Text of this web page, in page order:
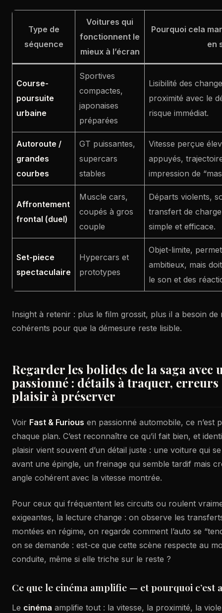
Type de
séquence
Voitures qui
fonctionnent le
mieux à l’écran
Pourquoi cela
en
Course-
poursuite
urbaine
Sportives
compactes,
japonaises
préparées
Lisibilité des
proximité avec le
risque immédiat.
Autoroute /
grandes
courbes
GT puissantes,
supercars
stables
Vitesse perçue
appuyés,
impression de
Affrontement
frontal (duel)
Muscle cars,
coupés à gros
couple
Départs violents,
transfert de
simple et efficace.
Set-piece
spectaculaire
Hypercars et
prototypes
Objet-limite,
ambitieux, mais
le son et des
Insight à retenir : plus le film grossit, plus il a besoin de
cohérents pour que la démesure reste lisible.
Regarder les bolides de la saga avec
passionné : détails à traquer,
plaisir à préserver
Voir Fast & Furious en passionné automobile, ce n’est
chaque plan. C’est reconnaître ce qu’il fait bien, et
plaisir vient souvent d’un détail juste : une voiture qui
avant une épingle, un freinage qui semble tardif mais
angle cohérent avec la vitesse montrée.
Pour ceux qui fréquentent les circuits ou roulent
exigeantes, la lecture change : on observe les
montées en régime, on regarde comment l’auto se
on se demande : est-ce que cette scène respecte au
conduite, même si elle triche sur le reste ?
Ce que le cinéma amplifie — et pourquoi c’est
Le cinéma amplifie tout : la vitesse, la proximité, la